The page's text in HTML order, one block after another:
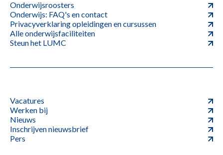
Onderwijsroosters
Onderwijs: FAQ's en contact
Privacyverklaring opleidingen en cursussen
Alle onderwijsfaciliteiten
Steun het LUMC
Vacatures
Werken bij
Nieuws
Inschrijven nieuwsbrief
Pers